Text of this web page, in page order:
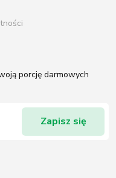
porcję darmowych